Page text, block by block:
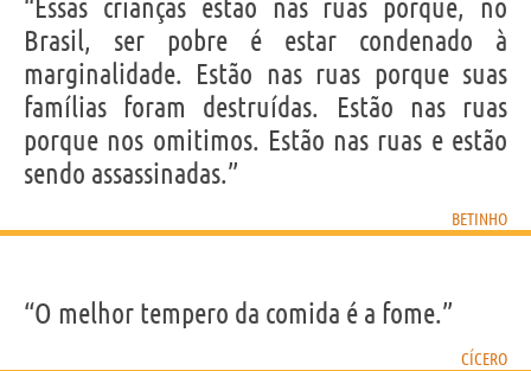
“Essas crianças estão nas ruas porque, no
Brasil, ser pobre é estar condenado à
marginalidade. Estão nas ruas porque suas
famílias foram destruídas. Estão nas ruas
porque nos omitimos. Estão nas ruas e estão
sendo assassinadas.”
BETINHO
“O melhor tempero da comida é a fome.”
CÍCERO